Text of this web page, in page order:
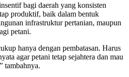
bagi daerah yang konsisten
produktif, baik dalam bentuk
infrastruktur pertanian, maupun
petani.
hanya dengan pembatasan. Harus
agar petani tetap sejahtera dan mau
tambahnya.